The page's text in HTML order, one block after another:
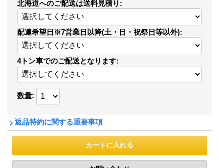
北海道へのご配送は送料見積り :
配達希望日※7営業日以降(土・日・祝祭日等以外):
4トン車でのご配送となります:
数量:
返品特約に関する重要事項